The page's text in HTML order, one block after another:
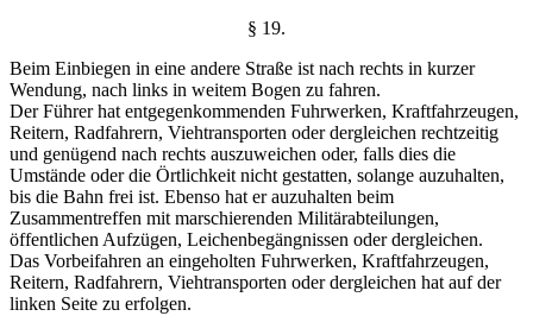
§ 19.
Beim Einbiegen in eine andere Straße ist nach rechts in kurzer
Wendung, nach links in weitem Bogen zu fahren.
Der Führer hat entgegenkommenden Fuhrwerken, Kraftfahrzeugen,
Reitern, Radfahrern, Viehtransporten oder dergleichen rechtzeitig
und genügend nach rechts auszuweichen oder, falls dies die
Umstände oder die Örtlichkeit nicht gestatten, solange auzuhalten,
bis die Bahn frei ist. Ebenso hat er auzuhalten beim
Zusammentreffen mit marschierenden Militärabteilungen,
öffentlichen Aufzügen, Leichenbegängnissen oder dergleichen.
Das Vorbeifahren an eingeholten Fuhrwerken, Kraftfahrzeugen,
Reitern, Radfahrern, Viehtransporten oder dergleichen hat auf der
linken Seite zu erfolgen.